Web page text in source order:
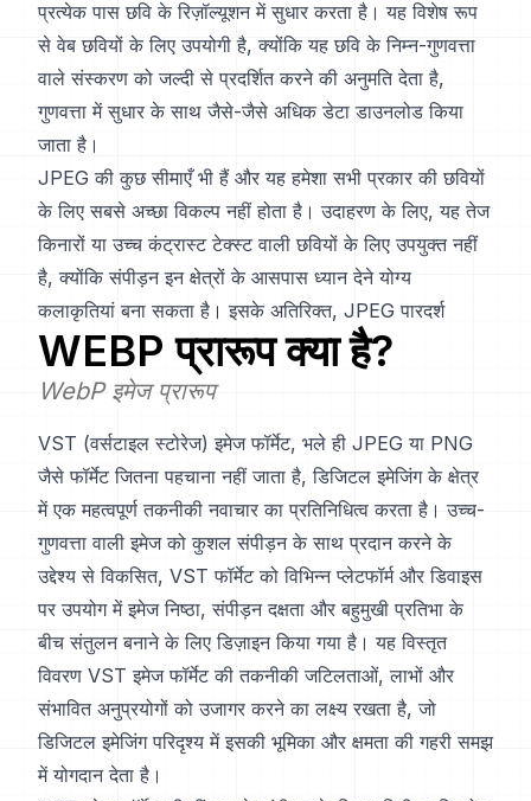
प्रत्येक पास छवि के रिज़ॉल्यूशन में सुधार करता है। यह विशेष रूप
से वेब छवियों के लिए उपयोगी है, क्योंकि यह छवि के निम्न-गुणवत्ता
वाले संस्करण को जल्दी से प्रदर्शित करने की अनुमति देता है,
गुणवत्ता में सुधार के साथ जैसे-जैसे अधिक डेटा डाउनलोड किया
जाता है।
JPEG की कुछ सीमाएँ भी हैं और यह हमेशा सभी प्रकार की छवियों
के लिए सबसे अच्छा विकल्प नहीं होता है। उदाहरण के लिए, यह तेज
किनारों या उच्च कंट्रास्ट टेक्स्ट वाली छवियों के लिए उपयुक्त नहीं
है, क्योंकि संपीड़न इन क्षेत्रों के आसपास ध्यान देने योग्य
कलाकृतियां बना सकता है। इसके अतिरिक्त, JPEG पारदर्श
WEBP प्रारूप क्या है?
WebP इमेज प्रारूप
VST (वर्सटाइल स्टोरेज) इमेज फॉर्मेट, भले ही JPEG या PNG
जैसे फॉर्मेट जितना पहचाना नहीं जाता है, डिजिटल इमेजिंग के क्षेत्र
में एक महत्वपूर्ण तकनीकी नवाचार का प्रतिनिधित्व करता है। उच्च-
गुणवत्ता वाली इमेज को कुशल संपीड़न के साथ प्रदान करने के
उद्देश्य से विकसित, VST फॉर्मेट को विभिन्न प्लेटफॉर्म और डिवाइस
पर उपयोग में इमेज निष्ठा, संपीड़न दक्षता और बहुमुखी प्रतिभा के
बीच संतुलन बनाने के लिए डिज़ाइन किया गया है। यह विस्तृत
विवरण VST इमेज फॉर्मेट की तकनीकी जटिलताओं, लाभों और
संभावित अनुप्रयोगों को उजागर करने का लक्ष्य रखता है, जो
डिजिटल इमेजिंग परिदृश्य में इसकी भूमिका और क्षमता की गहरी समझ
में योगदान देता है।